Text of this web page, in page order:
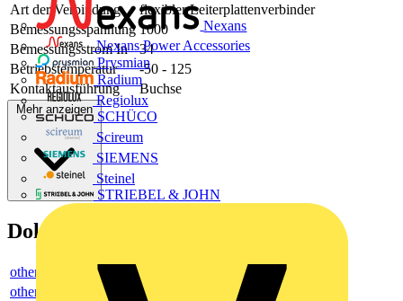
Nexans
Nexans Power Accessories
Prysmian
Radium
Regiolux
SCHÜCO
Scireum
SIEMENS
Steinel
STRIEBEL & JOHN
Art der Verbindung
flexibler Leiterplattenverbinder
Bemessungsspannung 1000
Bemessungsstrom In
34
Betriebstemperatur
-50 - 125
Kontaktausführung
Buchse
Mehr anzeigen
Dokumente
others
others